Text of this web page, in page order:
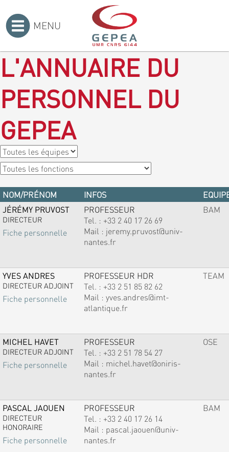
MENU
L'ANNUAIRE DU
PERSONNEL DU
GEPEA
NOM/PRÉNOM INFOS
JÉRÉMY PRUVOST
DIRECTEUR
Fiche personnelle
PROFESSEUR
Tel. : +33 2 40 17 26 69
Mail : jeremy.pruvost@univ-
nantes.fr
BAM
YVES ANDRES
DIRECTEUR ADJOINT
Fiche personnelle
PROFESSEUR HDR
Tel. : +33 2 51 85 82 62
Mail : yves.andres@imt-
atlantique.fr
TEAM
MICHEL HAVET
DIRECTEUR ADJOINT
Fiche personnelle
PROFESSEUR
Tel. : +33 2 51 78 54 27
Mail : michel.havet@oniris-
nantes.fr
OSE
PASCAL JAOUEN
DIRECTEUR
HONORAIRE
Fiche personnelle
PROFESSEUR
Tel. : +33 2 40 17 26 14
Mail : pascal.jaouen@univ-
nantes.fr
BAM